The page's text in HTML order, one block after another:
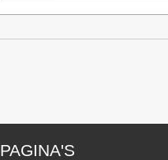
PAGINA'S